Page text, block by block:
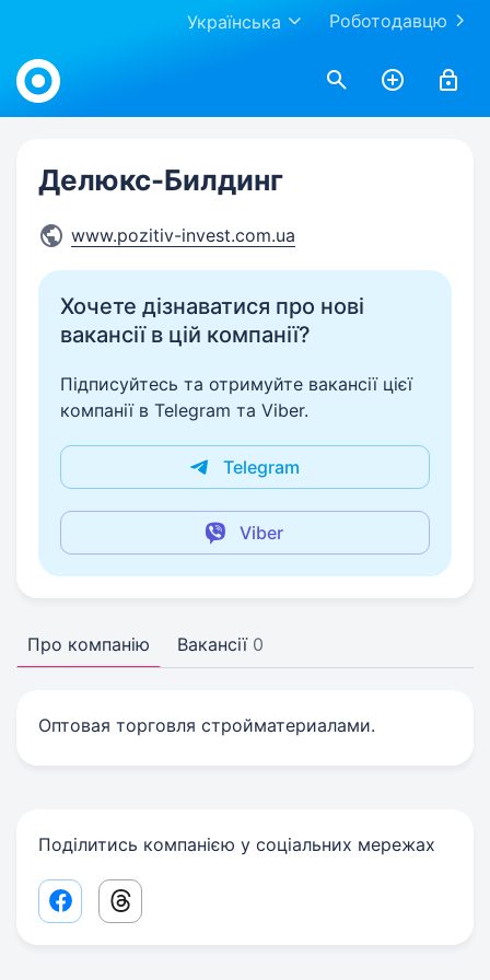
Роботодавцю
Українська
Work.ua
Делюкс-Билдинг
www.pozitiv-invest.com.ua
Хочете дізнаватися про нові
вакансії в цій компанії?
Підписуйтесь та отримуйте вакансії цієї
компанії в Telegram та Viber.
Telegram
Viber
Про компанію Вакансії 0
Оптовая торговля стройматериалами.
Поділитись компанією у соціальних мережах
Facebook share link
Threads share link